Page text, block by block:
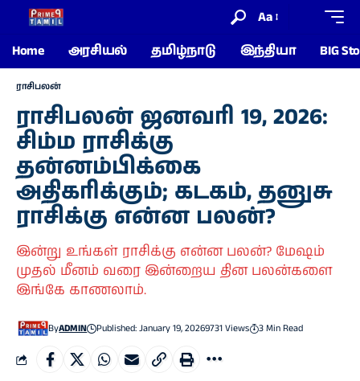
Aa
Home
அரசியல் தமிழ்நாடு இந்தியா BIG
ராசிபலன்
ராசிபலன் ஜனவரி 19, 2026:
சிம்ம ராசிக்கு
தன்னம்பிக்கை
அதிகரிக்கும்; கடகம், தனுசு
ராசிக்கு என்ன பலன்?
இன்று உங்கள் ராசிக்கு என்ன பலன்? மேஷம்
முதல் மீனம் வரை இன்றைய தின பலன்களை
இங்கே காணலாம்.
ByADMIN Published: January 19, 20269731 Views 3 Min Read